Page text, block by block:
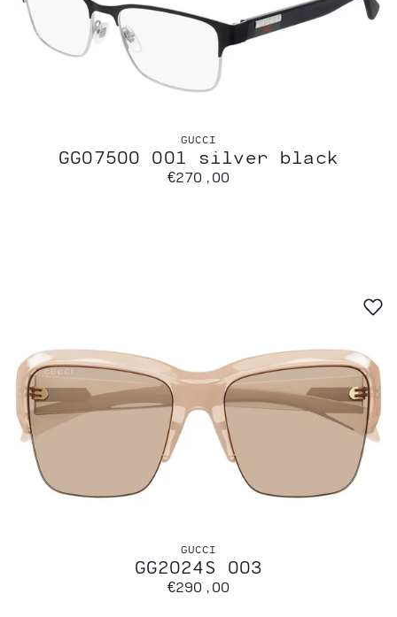
GUCCI
GG0750O 001 silver black
€270,00
GUCCI
GG2024S 003
€290,00